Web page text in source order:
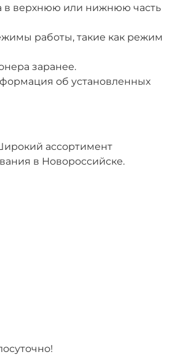
в верхнюю или нижнюю часть
работы, такие как режим
заранее.
об установленных
ассортимент
в Новороссийске.